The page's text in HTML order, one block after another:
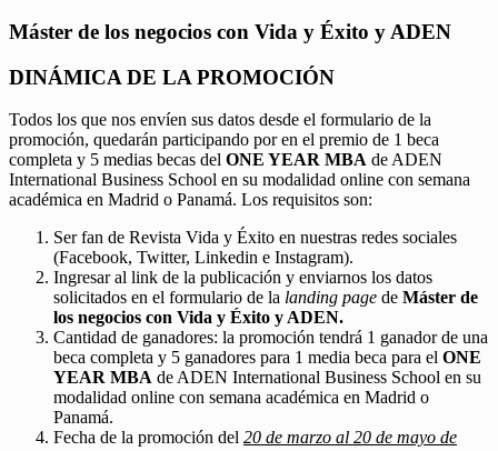
Máster de los negocios con Vida y Éxito y ADEN
DINÁMICA DE LA PROMOCIÓN
Todos los que nos envíen sus datos desde el formulario de la
promoción, quedarán participando por en el premio de 1 beca
completa y 5 medias becas del ONE YEAR MBA de ADEN
International Business School en su modalidad online con semana
académica en Madrid o Panamá. Los requisitos son:
Ser fan de Revista Vida y Éxito en nuestras redes sociales
(Facebook, Twitter, Linkedin e Instagram).
Ingresar al link de la publicación y enviarnos los datos
solicitados en el formulario de la landing page de Máster de
los negocios con Vida y Éxito y ADEN.
Cantidad de ganadores: la promoción tendrá 1 ganador de una
beca completa y 5 ganadores para 1 media beca para el ONE
YEAR MBA de ADEN International Business School en su
modalidad online con semana académica en Madrid o
Panamá.
Fecha de la promoción del 20 de marzo al 20 de mayo de